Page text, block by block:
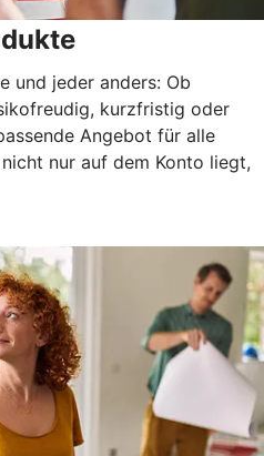
und jeder anders: Ob
kurzfristig oder
Angebot für alle
nur auf dem Konto liegt,